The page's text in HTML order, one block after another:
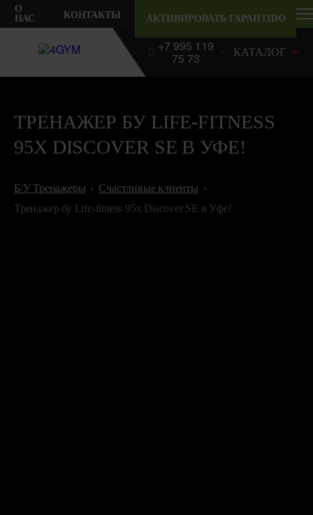
О
НАС
КОНТАКТЫ АКТИВИРОВАТЬ ГАРАНТИЮ
+7 995 119
75 73 КАТАЛОГ
ТРЕНАЖЕР БУ LIFE-FITNESS
95X DISCOVER SE В УФЕ!
Б/У Тренажеры
Счастливые клиенты
Тренажер бу Life-fitness 95x Discover SE в Уфе!